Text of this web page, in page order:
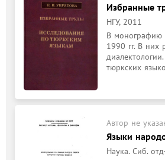
Избранные
НГУ, 2011
В монографию
1990 гг. В них
тюркских
Автор не
Языки
Наука. Сиб.